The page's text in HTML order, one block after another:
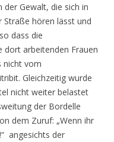
Gewalt, die sich in
Straße hören lässt und
dass die
dort arbeitenden Frauen
nicht vom
Gleichzeitig wurde
nicht weiter belastet
der Bordelle
dem Zuruf: „Wenn ihr
angesichts der